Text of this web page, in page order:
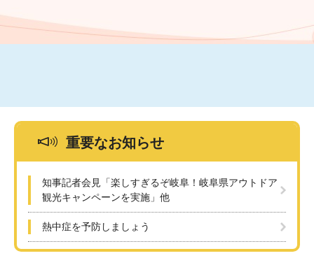
文
重要なお知らせ
知事記者会見「楽しすぎるぞ岐阜！岐阜県アウトドア
観光キャンペーンを実施」他
熱中症を予防しましょう